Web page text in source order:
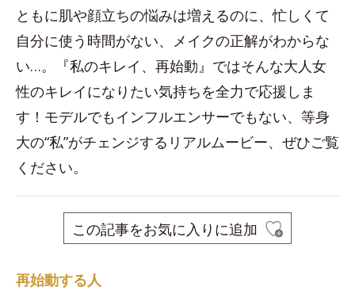
ともに肌や顔立ちの悩みは増えるのに、忙しくて
自分に使う時間がない、メイクの正解がわからな
い…。『私のキレイ、再始動』ではそんな大人女
性のキレイになりたい気持ちを全力で応援しま
す！モデルでもインフルエンサーでもない、等身
大の“私”がチェンジするリアルムービー、ぜひご覧
ください。
この記事をお気に入りに追加
再始動する人